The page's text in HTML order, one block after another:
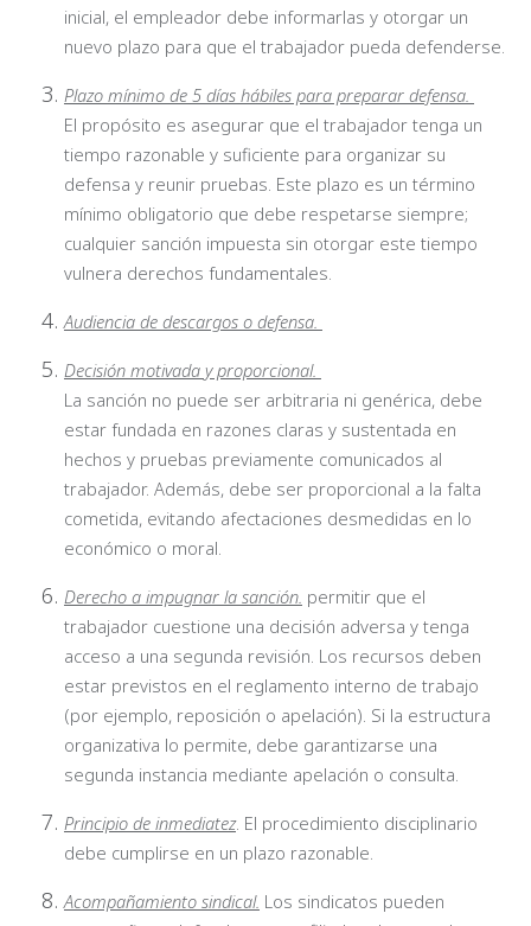
inicial, el empleador debe informarlas y otorgar un
nuevo plazo para que el trabajador pueda defenderse.
Plazo mínimo de 5 días hábiles para preparar defensa.
El propósito es asegurar que el trabajador tenga un
tiempo razonable y suficiente para organizar su
defensa y reunir pruebas. Este plazo es un término
mínimo obligatorio que debe respetarse siempre;
cualquier sanción impuesta sin otorgar este tiempo
vulnera derechos fundamentales.
Audiencia de descargos o defensa.
Decisión motivada y proporcional.
La sanción no puede ser arbitraria ni genérica, debe
estar fundada en razones claras y sustentada en
hechos y pruebas previamente comunicados al
trabajador. Además, debe ser proporcional a la falta
cometida, evitando afectaciones desmedidas en lo
económico o moral.
Derecho a impugnar la sanción. permitir que el
trabajador cuestione una decisión adversa y tenga
acceso a una segunda revisión. Los recursos deben
estar previstos en el reglamento interno de trabajo
(por ejemplo, reposición o apelación). Si la estructura
organizativa lo permite, debe garantizarse una
segunda instancia mediante apelación o consulta.
Principio de inmediatez. El procedimiento disciplinario
debe cumplirse en un plazo razonable.
Acompañamiento sindical. Los sindicatos pueden